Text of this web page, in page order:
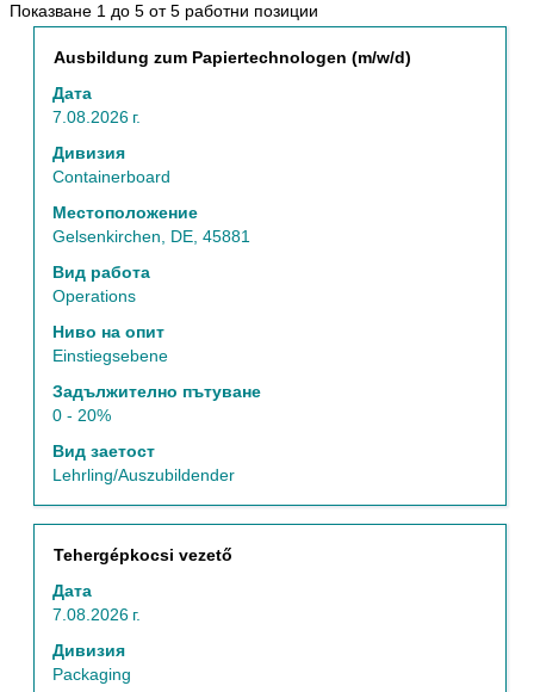
Показване 1 до 5 от 5 работни позиции
от
търсене
навигирате
Позиция
Ausbildung zum Papiertechnologen (m/w/d)
Дата
7.08.2026 г.
Дивизия
Containerboard
Местоположение
Gelsenkirchen, DE, 45881
Вид работа
Operations
Ниво на опит
Einstiegsebene
Задължително пътуване
0 - 20%
Вид заетост
Lehrling/Auszubildender
Изберете
бутона
за
интервал,
за
прегледате
пълното
съдържание
на
за
задание.
Позиция
Tehergépkocsi vezető
Дата
7.08.2026 г.
Дивизия
Packaging
Изберете
бутона
за
интервал,
за